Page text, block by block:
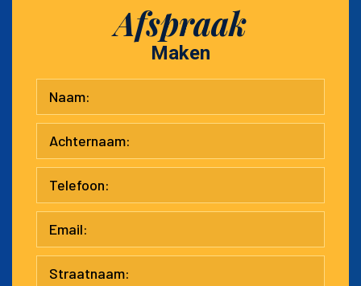
Afspraak
Maken